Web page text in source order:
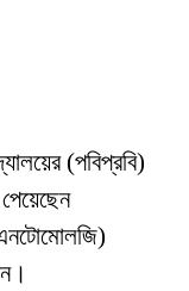
(পবিপ্রবি)